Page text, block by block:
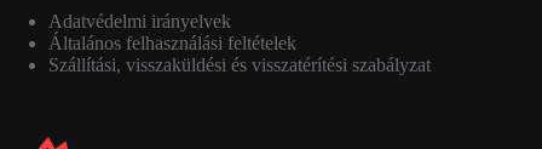
Adatvédelmi irányelvek
Általános felhasználási feltételek
Szállítási, visszaküldési és visszatérítési szabályzat